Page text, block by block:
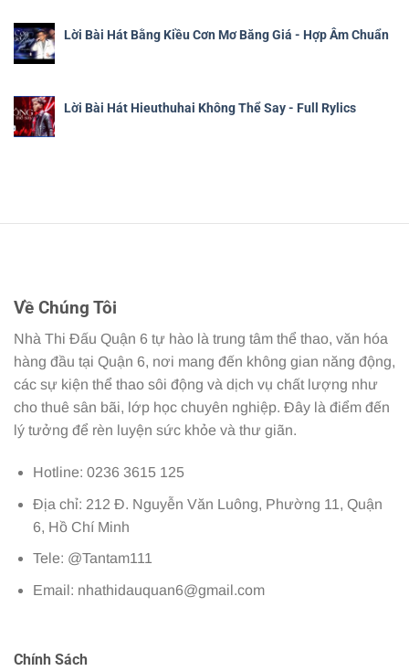
Lời Bài Hát Bằng Kiều Cơn Mơ Băng Giá - Hợp Âm Chuẩn
Lời Bài Hát Hieuthuhai Không Thể Say - Full Rylics
Về Chúng Tôi
Nhà Thi Đấu Quận 6 tự hào là trung tâm thể thao, văn hóa
hàng đầu tại Quận 6, nơi mang đến không gian năng động,
các sự kiện thể thao sôi động và dịch vụ chất lượng như
cho thuê sân bãi, lớp học chuyên nghiệp. Đây là điểm đến
lý tưởng để rèn luyện sức khỏe và thư giãn.
Hotline: 0236 3615 125
Địa chỉ: 212 Đ. Nguyễn Văn Luông, Phường 11, Quận
6, Hồ Chí Minh
Tele: @Tantam111
Email: nhathidauquan6@gmail.com
Chính Sách